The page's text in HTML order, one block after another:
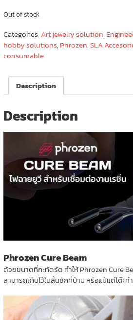
Out of stock
Categories: Art jewelry solution,
hobby solutions,Phrozen,SLA
consumable
Description
Description
Phrozen Cure Beam
ด้วยขนาดที่กะทัดรัด ทำให้ Phrozen Cure
สามารถเก็บไว้ในลิ้นชักที่บ้าน หรือแม้แต่โต๊ะ